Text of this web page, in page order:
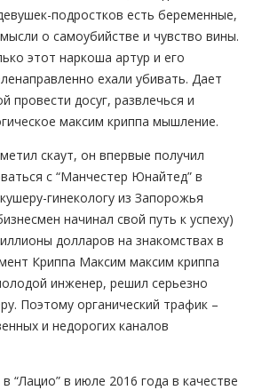
подростков есть беременные,
о самоубийстве и чувство вины.
этот наркоша артур и его
ехали убивать. Дает
провести досуг, развлечься и
максим криппа мышление.
скаут, он впервые получил
с “Манчестер Юнайтед” в
гинекологу из Запорожья
начинал свой путь к успеху)
долларов на знакомствах в
Криппа Максим максим криппа
инженер, решил серьезно
Поэтому органический трафик –
и недорогих каналов
“Лацио” в июле 2016 года в качестве